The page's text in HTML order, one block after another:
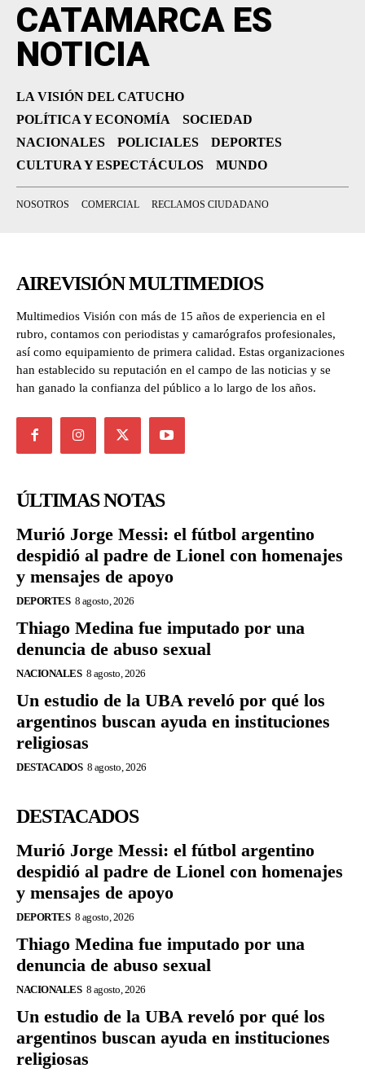
CATAMARCA ES
NOTICIA
LA VISIÓN DEL CATUCHO
POLÍTICA Y ECONOMÍA
SOCIEDAD
NACIONALES
POLICIALES
DEPORTES
CULTURA Y ESPECTÁCULOS
MUNDO
NOSOTROS COMERCIAL RECLAMOS CIUDADANO
AIREVISIÓN MULTIMEDIOS
Multimedios Visión con más de 15 años de experiencia en el
rubro, contamos con periodistas y camarógrafos profesionales,
así como equipamiento de primera calidad. Estas organizaciones
han establecido su reputación en el campo de las noticias y se
han ganado la confianza del público a lo largo de los años.
ÚLTIMAS NOTAS
Murió Jorge Messi: el fútbol argentino
despidió al padre de Lionel con homenajes
y mensajes de apoyo
DEPORTES 8 agosto, 2026
Thiago Medina fue imputado por una
denuncia de abuso sexual
NACIONALES 8 agosto, 2026
Un estudio de la UBA reveló por qué los
argentinos buscan ayuda en instituciones
religiosas
DESTACADOS 8 agosto, 2026
DESTACADOS
Murió Jorge Messi: el fútbol argentino
despidió al padre de Lionel con homenajes
y mensajes de apoyo
DEPORTES 8 agosto, 2026
Thiago Medina fue imputado por una
denuncia de abuso sexual
NACIONALES 8 agosto, 2026
Un estudio de la UBA reveló por qué los
argentinos buscan ayuda en instituciones
religiosas